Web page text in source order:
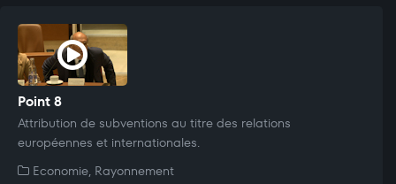
Point 8
Attribution de subventions au titre des relations
européennes et internationales.
Economie, Rayonnement